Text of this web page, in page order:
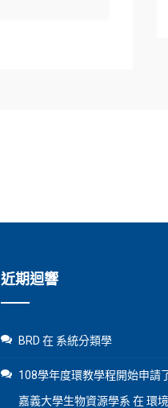
近期迴響
BRD 在 系統分類學
108學年度環教學程開始申請
嘉義大學生物資源學系 在環